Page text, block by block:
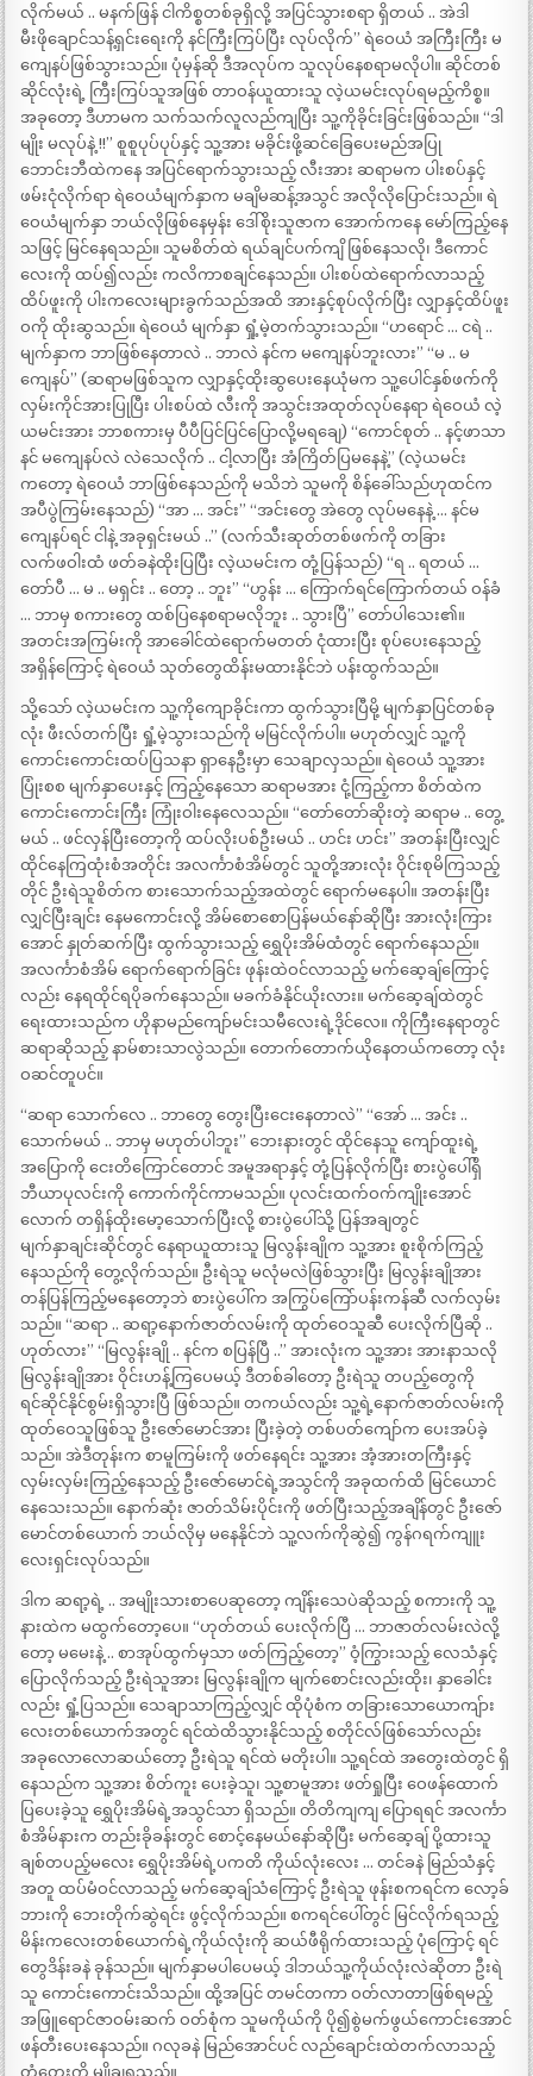
လိုက်မယ် .. မနက်ဖြန် ငါကိစ္စတစ်ခုရှိလို့ အပြင်သွားစရာ ရှိတယ် .. အဲဒါ
မီးဖိုချောင်သန့်ရှင်းရေးကို နင်ကြီးကြပ်ပြီး လုပ်လိုက်” ရဲဝေယံ အကြီးကြီး မ
ကျေနပ်ဖြစ်သွားသည်။ ပုံမှန်ဆို ဒီအလုပ်က သူလုပ်နေစရာမလိုပါ။ ဆိုင်တစ်
ဆိုင်လုံးရဲ့ ကြီးကြပ်သူအဖြစ် တာဝန်ယူထားသူ လဲ့ယမင်းလုပ်ရမည့်ကိစ္စ။
အခုတော့ ဒီဟာမက သက်သက်လူလည်ကျပြီး သူ့ကိုခိုင်းခြင်းဖြစ်သည်။ “ဒါ
မျိုး မလုပ်နဲ့ !!” စူစူပုပ်ပုပ်နှင့် သူ့အား မခိုင်းဖို့ဆင်ခြေပေးမည်အပြု
ဘောင်းဘီထဲကနေ အပြင်ရောက်သွားသည့် လီးအား ဆရာမက ပါးစပ်နှင့်
ဖမ်းငုံလိုက်ရာ ရဲဝေယံမျက်နှာက မချိမဆန့်အသွင် အလိုလိုပြောင်းသည်။ ရဲ
ဝေယံမျက်နှာ ဘယ်လိုဖြစ်နေမှန်း ဒေါ်စိုးသူဇာက အောက်ကနေ မော်ကြည့်နေ
သဖြင့် မြင်နေရသည်။ သူမစိတ်ထဲ ရယ်ချင်ပက်ကျိ ဖြစ်နေသလို၊ ဒီကောင်
လေးကို ထပ်၍လည်း ကလိကာစချင်နေသည်။ ပါးစပ်ထဲရောက်လာသည့်
ထိပ်ဖူးကို ပါးကလေးများခွက်သည်အထိ အားနှင့်စုပ်လိုက်ပြီး လျှာနှင့်ထိပ်ဖူး
ဝကို ထိုးဆွသည်။ ရဲဝေယံ မျက်နှာ ရှုံ့မဲ့တက်သွားသည်။ “ဟရောင် … ငရဲ ..
မျက်နှာက ဘာဖြစ်နေတာလဲ .. ဘာလဲ နင်က မကျေနပ်ဘူးလား” “မ .. မ
ကျေနပ်” (ဆရာမဖြစ်သူက လျှာနှင့်ထိုးဆွပေးနေယုံမက သူ့ပေါင်နှစ်ဖက်ကို
လှမ်းကိုင်အားပြုပြီး ပါးစပ်ထဲ လီးကို အသွင်းအထုတ်လုပ်နေရာ ရဲဝေယံ လဲ့
ယမင်းအား ဘာစကားမှ ပီပီပြင်ပြင်ပြောလို့မရချေ) “ကောင်စုတ် .. နင့်ဖာသာ
နင် မကျေနပ်လဲ လဲသေလိုက် .. ငါ့လာပြီး အံကြိတ်ပြမနေနဲ့” (လဲ့ယမင်း
ကတော့ ရဲဝေယံ ဘာဖြစ်နေသည်ကို မသိဘဲ သူမကို စိန်ခေါ်သည်ဟုထင်က
အပီပွဲကြမ်းနေသည်) “အာ … အင်း” “အင်းတွေ အဲတွေ လုပ်မနေနဲ့ … နင်မ
ကျေနပ်ရင် ငါနဲ့ အခုရှင်းမယ် ..” (လက်သီးဆုတ်တစ်ဖက်ကို တခြား
လက်ဖဝါးထံ ဖတ်ခနဲထိုးပြပြီး လဲ့ယမင်းက တုံ့ပြန်သည်) “ရ .. ရတယ် …
တော်ပီ … မ .. မရှင်း .. တော့ .. ဘူး” “ဟွန်း … ကြောက်ရင်ကြောက်တယ် ဝန်ခံ
… ဘာမှ စကားတွေ ထစ်ပြနေစရာမလိုဘူး .. သွားပြီ” တော်ပါသေး၏။
အတင်းအကြမ်းကို အာခေါင်ထဲရောက်မတတ် ငုံထားပြီး စုပ်ပေးနေသည့်
အရှိန်ကြောင့် ရဲဝေယံ သုတ်တွေထိန်းမထားနိုင်ဘဲ ပန်းထွက်သည်။
သို့သော် လဲ့ယမင်းက သူ့ကိုကျောခိုင်းကာ ထွက်သွားပြီမို့ မျက်နှာပြင်တစ်ခု
လုံး ဖီးလ်တက်ပြီး ရှုံ့မဲ့သွားသည်ကို မမြင်လိုက်ပါ။ မဟုတ်လျှင် သူ့ကို
ကောင်းကောင်းထပ်ပြသနာ ရှာနေဦးမှာ သေချာလှသည်။ ရဲဝေယံ သူ့အား
ပြုံးစစ မျက်နှာပေးနှင့် ကြည့်နေသော ဆရာမအား ငုံ့ကြည့်ကာ စိတ်ထဲက
ကောင်းကောင်းကြီး ကြုံးဝါးနေလေသည်။ “တော်တော်ဆိုးတဲ့ ဆရာမ .. တွေ့
မယ် .. ဖင်လှန်ပြီးတော့ကို ထပ်လိုးပစ်ဦးမယ် .. ဟင်း ဟင်း” အတန်းပြီးလျှင်
ထိုင်နေကြထုံးစံအတိုင်း အလင်္ကာစံအိမ်တွင် သူတို့အားလုံး ဝိုင်းစုမိကြသည့်
တိုင် ဦးရဲသူစိတ်က စားသောက်သည့်အထဲတွင် ရောက်မနေပါ။ အတန်းပြီး
လျှင်ပြီးချင်း နေမကောင်းလို့ အိမ်စောစောပြန်မယ်နော်ဆိုပြီး အားလုံးကြား
အောင် နှုတ်ဆက်ပြီး ထွက်သွားသည့် ရွှေပိုးအိမ်ထံတွင် ရောက်နေသည်။
အလင်္ကာစံအိမ် ရောက်ရောက်ခြင်း ဖုန်းထဲဝင်လာသည့် မက်ဆေ့ချ်ကြောင့်
လည်း နေရထိုင်ရပိုခက်နေသည်။ မခက်ခံနိုင်ယိုးလား။ မက်ဆေ့ချ်ထဲတွင်
ရေးထားသည်က ဟိုနာမည်ကျော်မင်းသမီလေးရဲ့ဒိုင်လေ။ ကိုကြီးနေရာတွင်
ဆရာဆိုသည့် နာမ်စားသာလွဲသည်။ တောက်တောက်ယိုနေတယ်ကတော့ လုံး
ဝဆင်တူပင်။
“ဆရာ သောက်လေ .. ဘာတွေ တွေးပြီးငေးနေတာလဲ” “အော် … အင်း ..
သောက်မယ် .. ဘာမှ မဟုတ်ပါဘူး” ဘေးနားတွင် ထိုင်နေသူ ကျော်ထူးရဲ့
အပြောကို ငေးတိကြောင်တောင် အမူအရာနှင့် တုံ့ပြန်လိုက်ပြီး စားပွဲပေါ်ရှိ
ဘီယာပုလင်းကို ကောက်ကိုင်ကာမသည်။ ပုလင်းထက်ဝက်ကျိုးအောင်
လောက် တရှိန်ထိုးမော့သောက်ပြီးလို့ စားပွဲပေါ်သို့ ပြန်အချတွင်
မျက်နှာချင်းဆိုင်တွင် နေရာယူထားသူ မြလွန်းချိုက သူ့အား စူးစိုက်ကြည့်
နေသည်ကို တွေ့လိုက်သည်။ ဦးရဲသူ မလုံမလဲဖြစ်သွားပြီး မြလွန်းချိုအား
တန်ပြန်ကြည့်မနေတော့ဘဲ စားပွဲပေါ်က အကြွပ်ကြော်ပန်းကန်ဆီ လက်လှမ်း
သည်။ “ဆရာ .. ဆရာ့နောက်ဇာတ်လမ်းကို ထုတ်ဝေသူဆီ ပေးလိုက်ပြီဆို ..
ဟုတ်လား” “မြလွန်းချို .. နင်က စပြန်ပြီ ..” အားလုံးက သူ့အား အားနာသလို
မြလွန်းချိုအား ဝိုင်းဟန့်ကြပေမယ့် ဒီတစ်ခါတော့ ဦးရဲသူ တပည့်တွေကို
ရင်ဆိုင်နိုင်စွမ်းရှိသွားပြီ ဖြစ်သည်။ တကယ်လည်း သူ့ရဲ့နောက်ဇာတ်လမ်းကို
ထုတ်ဝေသူဖြစ်သူ ဦးဇော်မောင်အား ပြီးခဲ့တဲ့ တစ်ပတ်ကျော်က ပေးအပ်ခဲ့
သည်။ အဲဒီတုန်းက စာမူကြမ်းကို ဖတ်နေရင်း သူ့အား အံ့အားတကြီးနှင့်
လှမ်းလှမ်းကြည့်နေသည့် ဦးဇော်မောင်ရဲ့အသွင်ကို အခုထက်ထိ မြင်ယောင်
နေသေးသည်။ နောက်ဆုံး ဇာတ်သိမ်းပိုင်းကို ဖတ်ပြီးသည့်အချိန်တွင် ဦးဇော်
မောင်တစ်ယောက် ဘယ်လိုမှ မနေနိုင်ဘဲ သူ့လက်ကိုဆွဲ၍ ကွန်ဂရက်ကျူး
လေးရှင်းလုပ်သည်။
ဒါက ဆရာ့ရဲ့ .. အမျိုးသားစာပေဆုတော့ ကျိန်းသေပဲဆိုသည့် စကားကို သူ့
နားထဲက မထွက်တော့ပေ။ “ဟုတ်တယ် ပေးလိုက်ပြီ … ဘာဇာတ်လမ်းလဲလို့
တော့ မမေးနဲ့ .. စာအုပ်ထွက်မှသာ ဖတ်ကြည့်တော့” ဝံ့ကြွားသည့် လေသံနှင့်
ပြောလိုက်သည့် ဦးရဲသူအား မြလွန်းချိုက မျက်စောင်းလည်းထိုး၊ နှာခေါင်း
လည်း ရှုံ့ပြသည်။ သေချာသာကြည့်လျှင် ထိုပုံစံက တခြားသောယောကျ်ား
လေးတစ်ယောက်အတွင် ရင်ထဲထိသွားနိုင်သည့် စတိုင်လ်ဖြစ်သော်လည်း
အခုလောလောဆယ်တော့ ဦးရဲသူ ရင်ထဲ မတိုးပါ။ သူ့ရင်ထဲ အတွေးထဲတွင် ရှိ
နေသည်က သူ့အား စိတ်ကူး ပေးခဲ့သူ၊ သူ့စာမူအား ဖတ်ရှုပြီး ဝေဖန်ထောက်
ပြပေးခဲ့သူ ရွှေပိုးအိမ်ရဲ့အသွင်သာ ရှိသည်။ တိတိကျကျ ပြောရရင် အလင်္ကာ
စံအိမ်နားက တည်းခိုခန်းတွင် စောင့်နေမယ်နော်ဆိုပြီး မက်ဆေ့ချ် ပို့ထားသူ
ချစ်တပည့်မလေး ရွှေပိုးအိမ်ရဲ့ပကတိ ကိုယ်လုံးလေး … တင်ခနဲ မြည်သံနှင့်
အတူ ထပ်မံဝင်လာသည့် မက်ဆေ့ချ်သံကြောင့် ဦးရဲသူ ဖုန်းစကရင်က လော့ခ်
ဘားကို ဘေးတိုက်ဆွဲရင်း ဖွင့်လိုက်သည်။ စကရင်ပေါ်တွင် မြင်လိုက်ရသည့်
မိန်းကလေးတစ်ယောက်ရဲ့ကိုယ်လုံးကို ဆယ်ဖီရိုက်ထားသည့် ပုံကြောင့် ရင်
တွေဒိန်းခနဲ ခုန်သည်။ မျက်နှာမပါပေမယ့် ဒါဘယ်သူ့ကိုယ်လုံးလဲဆိုတာ ဦးရဲ
သူ ကောင်းကောင်းသိသည်။ ထို့အပြင် တမင်တကာ ဝတ်လာတာဖြစ်ရမည့်
အဖြူရောင်ဇာဝမ်းဆက် ဝတ်စုံက သူမကိုယ်ကို ပို၍စွဲမက်ဖွယ်ကောင်းအောင်
ဖန်တီးပေးနေသည်။ ဂလုခနဲ မြည်အောင်ပင် လည်ချောင်းထဲတက်လာသည့်
တံတွေးကို မျိုချရသည်။